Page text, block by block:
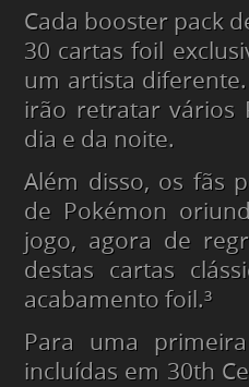
Cada booster pack
30 cartas foil
um artista
irão retratar vários
dia e da noite.
Além disso, os fãs
de Pokémon
jogo, agora de
destas cartas
acabamento foil.³
Para uma
incluídas em 30th